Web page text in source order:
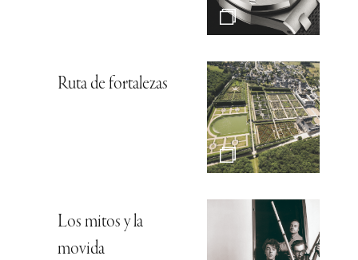
Ruta de fortalezas
Los mitos y la
movida